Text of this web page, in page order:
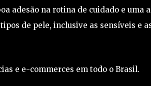
adesão na rotina de cuidado e uma
de pele, inclusive as sensíveis e
e e-commerces em todo o Brasil.